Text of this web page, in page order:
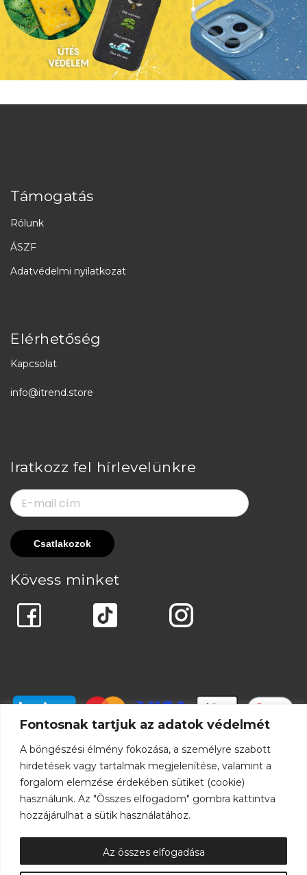
Fontosnak tartjuk az adatok védelmét
A böngészési élmény fokozása, a személyre szabott
hirdetések vagy tartalmak megjelenítése, valamint a
forgalom elemzése érdekében sütiket (cookie)
használunk. Az "Összes elfogadom" gombra kattintva
hozzájárulhat a sütik használatához.
Az összes elfogadása
Támogatás
Rólunk
ÁSZF
Adatvédelmi nyilatkozat
Elérhetőség
Kapcsolat
info@itrend.store
Iratkozz fel hírlevelünkre
Kövess minket